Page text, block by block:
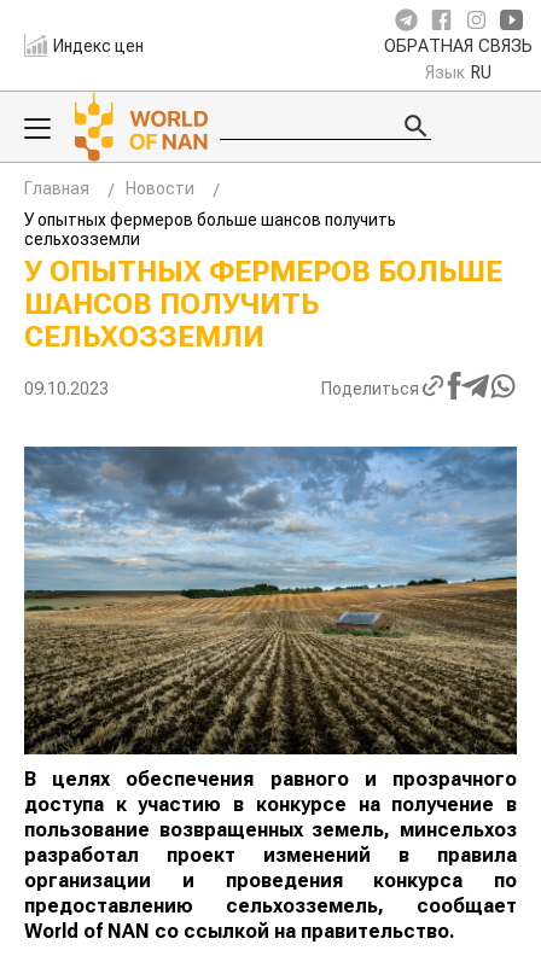
Индекс цен ОБРАТНАЯ СВЯЗЬ
Язык RU
Главная
Новости
У опытных фермеров больше шансов получить
сельхозземли
У ОПЫТНЫХ ФЕРМЕРОВ БОЛЬШЕ
ШАНСОВ ПОЛУЧИТЬ
СЕЛЬХОЗЗЕМЛИ
09.10.2023 Поделиться
В целях обеспечения равного и прозрачного
доступа к участию в конкурсе на получение в
пользование возвращенных земель, минсельхоз
разработал проект изменений в правила
организации и проведения конкурса по
предоставлению сельхозземель, сообщает
World of NAN со ссылкой на правительство.